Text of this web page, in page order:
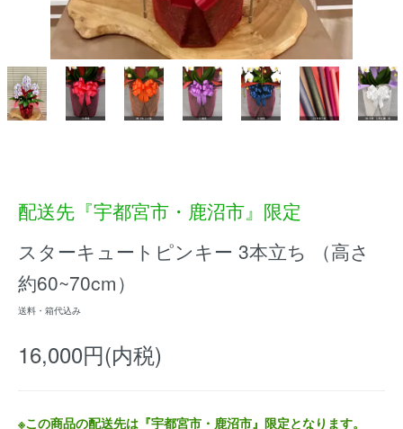
配送先『宇都宮市・鹿沼市』限定
スターキュートピンキー 3本立ち （高さ
約60~70cm）
送料・箱代込み
16,000円(内税)
※この商品の配送先は『宇都宮市・鹿沼市』限定となります。